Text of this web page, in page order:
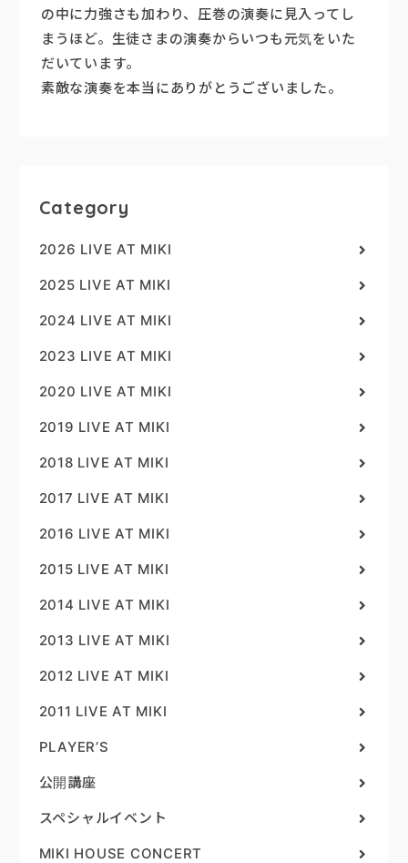
の中に力強さも加わり、圧巻の演奏に見入ってし
まうほど。生徒さまの演奏からいつも元気をいた
だいています。
素敵な演奏を本当にありがとうございました。
Category
2026 LIVE AT MIKI
2025 LIVE AT MIKI
2024 LIVE AT MIKI
2023 LIVE AT MIKI
2020 LIVE AT MIKI
2019 LIVE AT MIKI
2018 LIVE AT MIKI
2017 LIVE AT MIKI
2016 LIVE AT MIKI
2015 LIVE AT MIKI
2014 LIVE AT MIKI
2013 LIVE AT MIKI
2012 LIVE AT MIKI
2011 LIVE AT MIKI
PLAYER’S
公開講座
スペシャルイベント
MIKI HOUSE CONCERT